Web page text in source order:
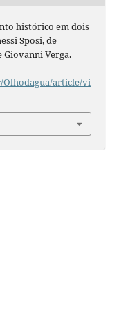
histórico em dois
Sposi, de
Giovanni Verga.
article/vi